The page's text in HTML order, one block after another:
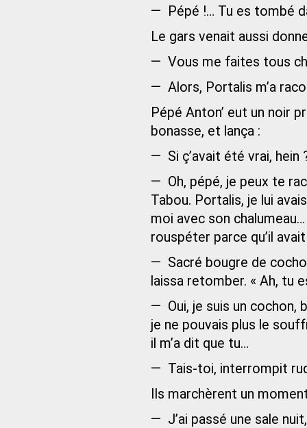
— Pépé !… Tu es tombé
Le gars venait aussi
— Vous me faites tous
— Alors, Portalis m’a
Pépé Anton’ eut un noir
bonasse, et lança :
— Si ç’avait été vrai, hein
— Oh, pépé, je peux te
Tabou. Portalis, je lui
moi avec son
rouspéter parce qu’il
— Sacré bougre de
laissa retomber. « Ah, tu
— Oui, je suis un cochon,
je ne pouvais plus le
il m’a dit que tu…
— Tais-toi, interrompit
Ils marchèrent un
— J’ai passé une sale